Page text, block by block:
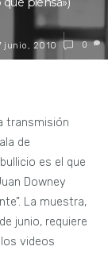
junio, 2010 0
transmisión
de
es el que
Downey
La muestra,
junio, requiere
videos